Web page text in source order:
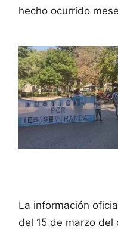
hecho ocurrido
La información
del 15 de marzo del